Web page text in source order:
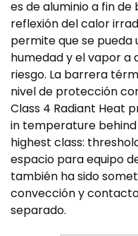
es de aluminio a fin
reflexión del calor
permite que se pueda
humedad y el vapor
riesgo. La barrera
nivel de protección
Class 4 Radiant Heat
in temperature behind
highest class:
espacio para equipo
también ha sido
convección y
separado.